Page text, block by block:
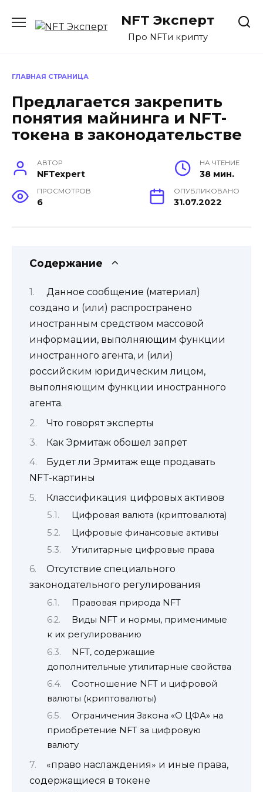
содержанию
NFT Эксперт
Про NFTи крипту
ГЛАВНАЯ СТРАНИЦА
Предлагается закрепить
понятия майнинга и NFT-
токена в законодательстве
АВТОР
NFTexpert
НА ЧТЕНИЕ
38 мин.
ПРОСМОТРОВ
6
ОПУБЛИКОВАНО
31.07.2022
Содержание
Данное сообщение (материал)
создано и (или) распространено
иностранным средством массовой
информации, выполняющим функции
иностранного агента, и (или)
российским юридическим лицом,
выполняющим функции иностранного
агента.
Что говорят эксперты
Как Эрмитаж обошел запрет
Будет ли Эрмитаж еще продавать
NFT-картины
Классификация цифровых активов
Цифровая валюта (криптовалюта)
Цифровые финансовые активы
Утилитарные цифровые права
Отсутствие специального
законодательного регулирования
Правовая природа NFT
Виды NFT и нормы, применимые
к их регулированию
NFT, содержащие
дополнительные утилитарные свойства
Соотношение NFT и цифровой
валюты (криптовалюты)
Ограничения Закона «О ЦФА» на
приобретение NFT за цифровую
валюту
«право наслаждения» и иные права,
содержащиеся в токене